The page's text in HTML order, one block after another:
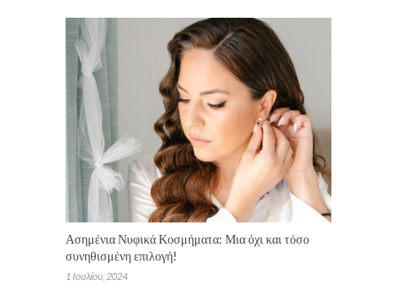
Ασημένια Νυφικά Κοσμήματα: Μια όχι και τόσο
συνηθισμένη επιλογή!
1 Ιουλίου, 2024